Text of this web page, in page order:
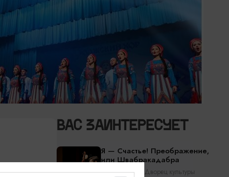
ВАС ЗАИНТЕРЕСУЕТ
Я — Счастье! Преображение,
или Швабракадабра
Калининград, Дворец культуры